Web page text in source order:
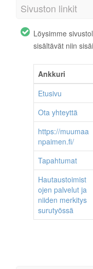
Sivuston linkit
Löysimme
sisältävät niin
Ankkuri
Etusivu
Ota yhteyttä
https://muumaa
npaimen.fi/
Tapahtumat
Hautaustoimist
ojen palvelut ja
niiden merkitys
surutyössä